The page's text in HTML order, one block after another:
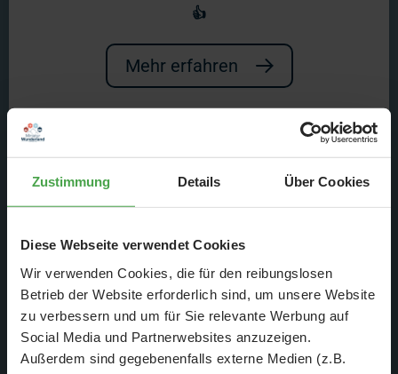
Zustimmung Details Über Cookies
Diese Webseite verwendet Cookies
Wir verwenden Cookies, die für den reibungslosen
Betrieb der Website erforderlich sind, um unsere Website
zu verbessern und um für Sie relevante Werbung auf
Social Media und Partnerwebsites anzuzeigen.
Außerdem sind gegebenenfalls externe Medien (z.B.
Am Dienstag den 12. März
2024 um 12:20 und 13:20
Uhr auf ZDF
👍
Mehr erfahren